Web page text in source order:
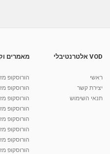
מאת admin 5 שנים
קרין גורן - העוגה המתגלצ’ת
38.5k צפיות
יוסי שר - מתמחה בשיטת אלכסנדר
VOD אלטרנטיבלי
ראשי
יצירת קשר
תנאי השימוש
מאמרים
הורוסקופ
הורוסקופ
הורוסקופ
הורוסקופ
הורוסקופ
הורוסקופ
הורוסקופ
הורוסקופ